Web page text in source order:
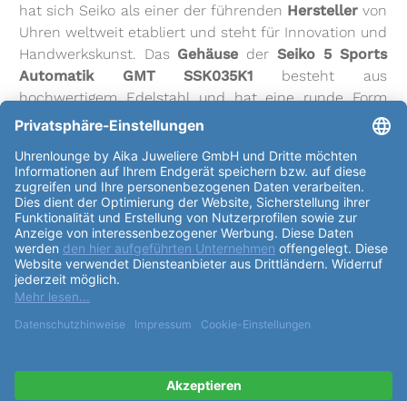
hat sich Seiko als einer der führenden Hersteller von
Uhren weltweit etabliert und steht für Innovation und
Handwerkskunst. Das Gehäuse derSeiko 5 Sports
Automatik GMT SSK035K1 besteht aus
hochwertigem Edelstahl und hat eine runde Form
mit einem Durchmesservon 42,5 mm und einer
von 13,56 mm. Die Uhr ist bis zu 100m
wasserdicht und verfügt über eine grüne/schwarze,
beidseitig drehbareLünetteaus Edelstahl sowie
einen Sichtboden, der verschraubt ist. DasUhrglas
derSeiko 5 Sports Automatik GMT SSK035K1
aus robustem Hardlexglas mit Lupe gefertigt. Das
Uhrwerk der Uhr hat eine Gangreserve von bis zu 41
Stunden und basiert auf dem zuverlässigen Seiko
Zifferblatt
Seiko 5 Sports
grünen Farbton gehalten und verfügt über